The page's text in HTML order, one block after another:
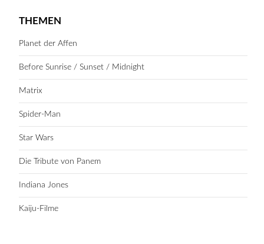
THEMEN
Planet der Affen
Before Sunrise / Sunset / Midnight
Matrix
Spider-Man
Star Wars
Die Tribute von Panem
Indiana Jones
Kaiju-Filme